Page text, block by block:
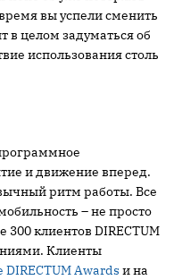
вы успели сменить
в целом задуматься об
использования столь
и движение вперед.
ритм работы. Все
– не просто
300 клиентов DIRECTUM
Клиенты
DIRECTUM Awards и на